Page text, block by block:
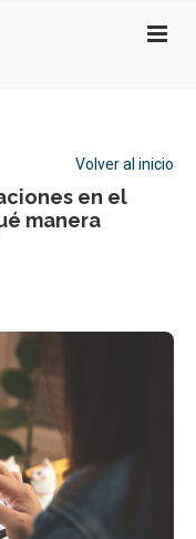
Volver al inicio
en el
manera